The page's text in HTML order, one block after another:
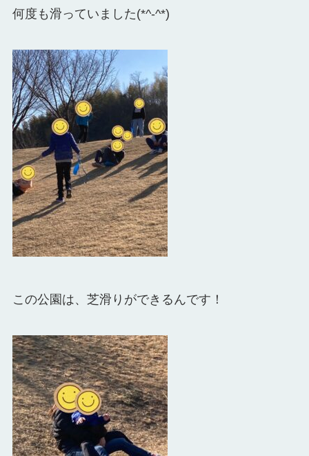
何度も滑っていました(*^-^*)
この公園は、芝滑りができるんです！